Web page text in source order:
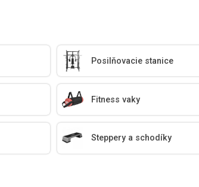
Posilňovacie stanice
Fitness vaky
Steppery a schodíky